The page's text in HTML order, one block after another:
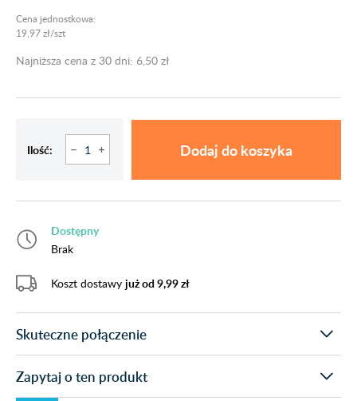
Cena jednostkowa:
19,97 zł/szt
Najniższa cena z 30 dni: 6,50 zł
Ilość: Dodaj do koszyka
Dostępny
Brak
Koszt dostawy już od 9,99 zł
Skuteczne połączenie
Zapytaj o ten produkt